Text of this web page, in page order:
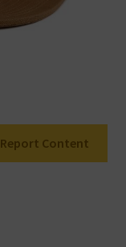
Report Content